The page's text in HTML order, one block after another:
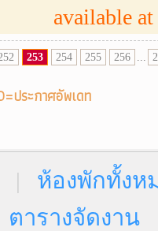
available
253 254 255 256 ...
ประกาศอัพเดท
ห้องพักทั้งห
ตารางจัดงาน